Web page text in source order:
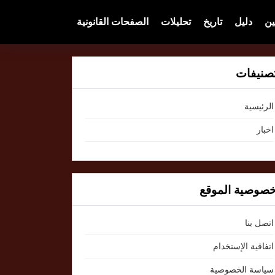
دليل تاريخ تحليلات الصفحات القانونية
الرئيسية
اخبار
الموقع
اتصل بنا
اتفاقية الإستخدام
سياسة الخصوصية